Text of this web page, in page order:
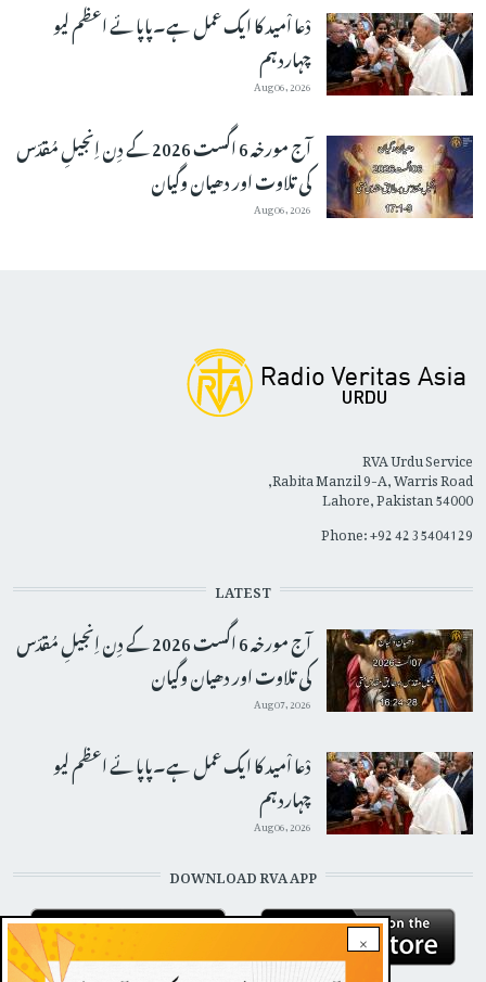
دْعا اْمید کا ایک عمل ہے۔پاپائے اعظم لیو
چہاردہم
Aug 06, 2026
آج مورخہ 6 اگست 2026 کے دِن اِنجیلِ مُقدّس
کی تلاوت اور دھیان وگیان
Aug 06, 2026
×
RVA Urdu Service
Rabita Manzil 9-A, Warris Road,
Lahore, Pakistan 54000
Phone: +92 42 35404129
LATEST
آج مورخہ 6 اگست 2026 کے دِن اِنجیلِ مُقدّس
کی تلاوت اور دھیان وگیان
Aug 07, 2026
دْعا اْمید کا ایک عمل ہے۔پاپائے اعظم لیو
چہاردہم
Aug 06, 2026
DOWNLOAD RVA APP